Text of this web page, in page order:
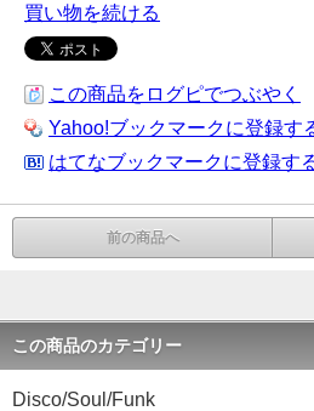
買い物を続ける
この商品をログピでつぶやく
Yahoo!ブックマークに登録す
はてなブックマークに登録す
前の商品へ
この商品のカテゴリー
Disco/Soul/Funk